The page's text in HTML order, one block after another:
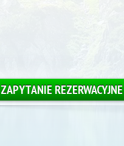
ZAPYTANIE REZERWACYJNE